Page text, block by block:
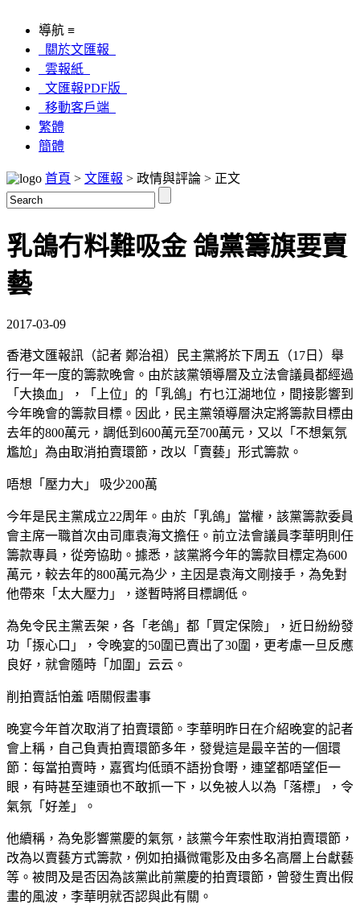
導航 ≡
關於文匯報
雲報紙
文匯報PDF版
移動客戶端
繁體
簡體
首頁 > 文匯報 > 政情與評論 > 正文
乳鴿冇料難吸金 鴿黨籌旗要賣
藝
2017-03-09
香港文匯報訊（記者 鄭治祖）民主黨將於下周五（17日）舉
行一年一度的籌款晚會。由於該黨領導層及立法會議員都經過
「大換血」，「上位」的「乳鴿」冇乜江湖地位，間接影響到
今年晚會的籌款目標。因此，民主黨領導層決定將籌款目標由
去年的800萬元，調低到600萬元至700萬元，又以「不想氣氛
尷尬」為由取消拍賣環節，改以「賣藝」形式籌款。
唔想「壓力大」 吸少200萬
今年是民主黨成立22周年。由於「乳鴿」當權，該黨籌款委員
會主席一職首次由司庫袁海文擔任。前立法會議員李華明則任
籌款專員，從旁協助。據悉，該黨將今年的籌款目標定為600
萬元，較去年的800萬元為少，主因是袁海文剛接手，為免對
他帶來「太大壓力」，遂暫時將目標調低。
為免令民主黨丟架，各「老鴿」都「買定保險」，近日紛紛發
功「揼心口」，令晚宴的50圍已賣出了30圍，更考慮一旦反應
良好，就會隨時「加圍」云云。
削拍賣話怕羞 唔關假畫事
晚宴今年首次取消了拍賣環節。李華明昨日在介紹晚宴的記者
會上稱，自己負責拍賣環節多年，發覺這是最辛苦的一個環
節：每當拍賣時，嘉賓均低頭不語扮食嘢，連望都唔望佢一
眼，有時甚至連頭也不敢抓一下，以免被人以為「落標」，令
氣氛「好差」。
他續稱，為免影響黨慶的氣氛，該黨今年索性取消拍賣環節，
改為以賣藝方式籌款，例如拍攝微電影及由多名高層上台獻藝
等。被問及是否因為該黨此前黨慶的拍賣環節，曾發生賣出假
畫的風波，李華明就否認與此有關。